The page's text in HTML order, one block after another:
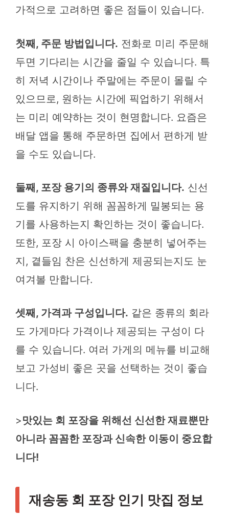
가적으로 고려하면 좋은 점들이 있습니다.
첫째, 주문 방법입니다. 전화로 미리 주문해
두면 기다리는 시간을 줄일 수 있습니다. 특
히 저녁 시간이나 주말에는 주문이 몰릴 수
있으므로, 원하는 시간에 픽업하기 위해서
는 미리 예약하는 것이 현명합니다. 요즘은
배달 앱을 통해 주문하면 집에서 편하게 받
을 수도 있습니다.
둘째, 포장 용기의 종류와 재질입니다. 신선
도를 유지하기 위해 꼼꼼하게 밀봉되는 용
기를 사용하는지 확인하는 것이 좋습니다.
또한, 포장 시 아이스팩을 충분히 넣어주는
지, 곁들임 찬은 신선하게 제공되는지도 눈
여겨볼 만합니다.
셋째, 가격과 구성입니다. 같은 종류의 회라
도 가게마다 가격이나 제공되는 구성이 다
를 수 있습니다. 여러 가게의 메뉴를 비교해
보고 가성비 좋은 곳을 선택하는 것이 좋습
니다.
>맛있는 회 포장을 위해선 신선한 재료뿐만
아니라 꼼꼼한 포장과 신속한 이동이 중요합
니다!
재송동 회 포장 인기 맛집 정보